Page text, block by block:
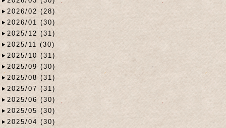
2026/02 (28)
2026/01 (30)
2025/12 (31)
2025/11 (30)
2025/10 (31)
2025/09 (30)
2025/08 (31)
2025/07 (31)
2025/06 (30)
2025/05 (30)
2025/04 (30)